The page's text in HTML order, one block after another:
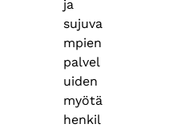
ja
sujuva
mpien
palvel
uiden
myötä
henkil